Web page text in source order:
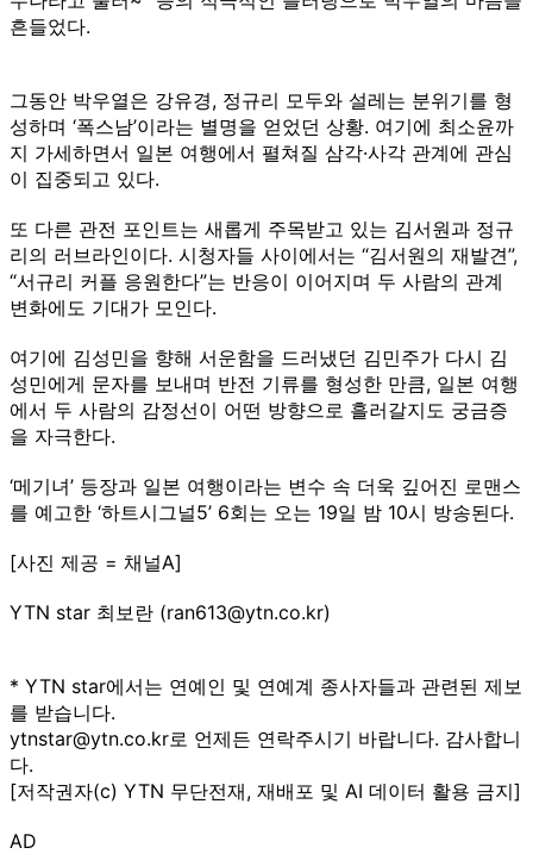
흔들었다.
그동안 박우열은 강유경, 정규리 모두와 설레는 분위기를 형
성하며 ‘폭스남’이라는 별명을 얻었던 상황. 여기에 최소윤까
지 가세하면서 일본 여행에서 펼쳐질 삼각·사각 관계에 관심
이 집중되고 있다.
또 다른 관전 포인트는 새롭게 주목받고 있는 김서원과 정규
리의 러브라인이다. 시청자들 사이에서는 “김서원의 재발견”,
“서규리 커플 응원한다”는 반응이 이어지며 두 사람의 관계
변화에도 기대가 모인다.
여기에 김성민을 향해 서운함을 드러냈던 김민주가 다시 김
성민에게 문자를 보내며 반전 기류를 형성한 만큼, 일본 여행
에서 두 사람의 감정선이 어떤 방향으로 흘러갈지도 궁금증
을 자극한다.
‘메기녀’ 등장과 일본 여행이라는 변수 속 더욱 깊어진 로맨스
를 예고한 ‘하트시그널5’ 6회는 오는 19일 밤 10시 방송된다.
[사진 제공 = 채널A]
YTN star 최보란 (ran613@ytn.co.kr)
* YTN star에서는 연예인 및 연예계 종사자들과 관련된 제보
를 받습니다.
ytnstar@ytn.co.kr로 언제든 연락주시기 바랍니다. 감사합니
다.
[저작권자(c) YTN 무단전재, 재배포 및 AI 데이터 활용 금지]
AD